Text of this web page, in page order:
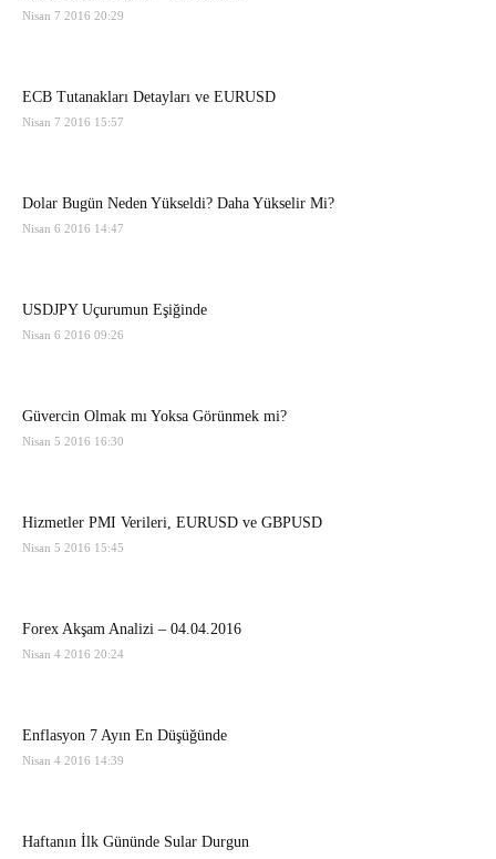
Nisan 7 2016 20:29
ECB Tutanakları Detayları ve EURUSD
Nisan 7 2016 15:57
Dolar Bugün Neden Yükseldi? Daha Yükselir Mi?
Nisan 6 2016 14:47
USDJPY Uçurumun Eşiğinde
Nisan 6 2016 09:26
Güvercin Olmak mı Yoksa Görünmek mi?
Nisan 5 2016 16:30
Hizmetler PMI Verileri, EURUSD ve GBPUSD
Nisan 5 2016 15:45
Forex Akşam Analizi – 04.04.2016
Nisan 4 2016 20:24
Enflasyon 7 Ayın En Düşüğünde
Nisan 4 2016 14:39
Haftanın İlk Gününde Sular Durgun